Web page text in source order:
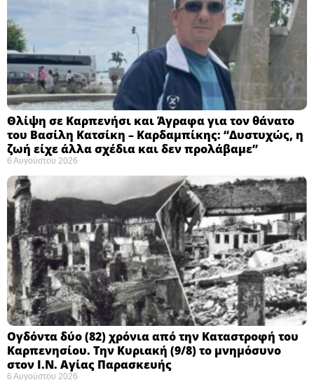
Θλίψη σε Καρπενήσι και Άγραφα για τον θάνατο
του Βασίλη Κατσίκη – Καρδαμπίκης: “Δυστυχώς, η
ζωή είχε άλλα σχέδια και δεν προλάβαμε”
6 Αυγούστου 2026
Ογδόντα δύο (82) χρόνια από την Καταστροφή του
Καρπενησίου. Την Κυριακή (9/8) το μνημόσυνο
στον Ι.Ν. Αγίας Παρασκευής
6 Αυγούστου 2026